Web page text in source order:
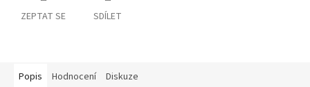
ZEPTAT SE SDÍLET
Popis Hodnocení Diskuze